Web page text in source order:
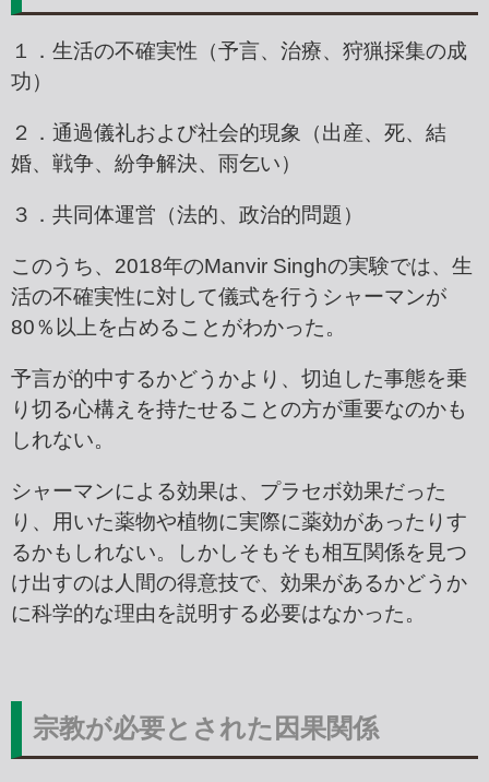
１．生活の不確実性（予言、治療、狩猟採集の成
功）
２．通過儀礼および社会的現象（出産、死、結
婚、戦争、紛争解決、雨乞い）
３．共同体運営（法的、政治的問題）
このうち、2018年のManvir Singhの実験では、生
活の不確実性に対して儀式を行うシャーマンが
80％以上を占めることがわかった。
予言が的中するかどうかより、切迫した事態を乗
り切る心構えを持たせることの方が重要なのかも
しれない。
シャーマンによる効果は、プラセボ効果だった
り、用いた薬物や植物に実際に薬効があったりす
るかもしれない。しかしそもそも相互関係を見つ
け出すのは人間の得意技で、効果があるかどうか
に科学的な理由を説明する必要はなかった。
宗教が必要とされた因果関係